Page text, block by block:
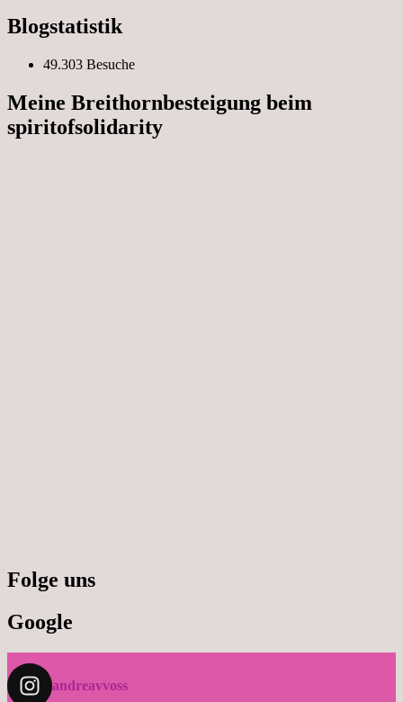
Blogstatistik
49.303 Besuche
Meine Breithornbesteigung beim
spiritofsolidarity
Folge uns
Google
andreavvoss